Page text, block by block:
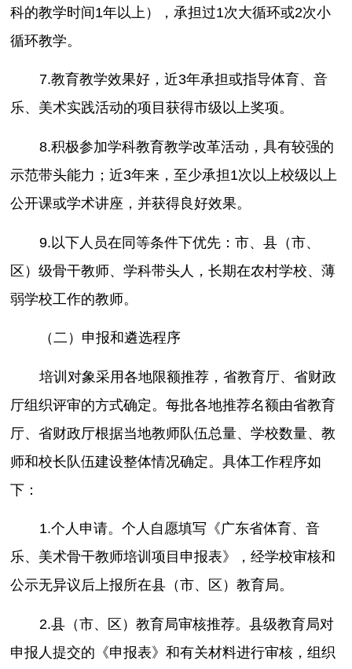
科的教学时间1年以上），承担过1次大循环或2次小
循环教学。
7.教育教学效果好，近3年承担或指导体育、音
乐、美术实践活动的项目获得市级以上奖项。
8.积极参加学科教育教学改革活动，具有较强的
示范带头能力；近3年来，至少承担1次以上校级以上
公开课或学术讲座，并获得良好效果。
9.以下人员在同等条件下优先：市、县（市、
区）级骨干教师、学科带头人，长期在农村学校、薄
弱学校工作的教师。
（二）申报和遴选程序
培训对象采用各地限额推荐，省教育厅、省财政
厅组织评审的方式确定。每批各地推荐名额由省教育
厅、省财政厅根据当地教师队伍总量、学校数量、教
师和校长队伍建设整体情况确定。具体工作程序如
下：
1.个人申请。个人自愿填写《广东省体育、音
乐、美术骨干教师培训项目申报表》，经学校审核和
公示无异议后上报所在县（市、区）教育局。
2.县（市、区）教育局审核推荐。县级教育局对
申报人提交的《申报表》和有关材料进行审核，组织